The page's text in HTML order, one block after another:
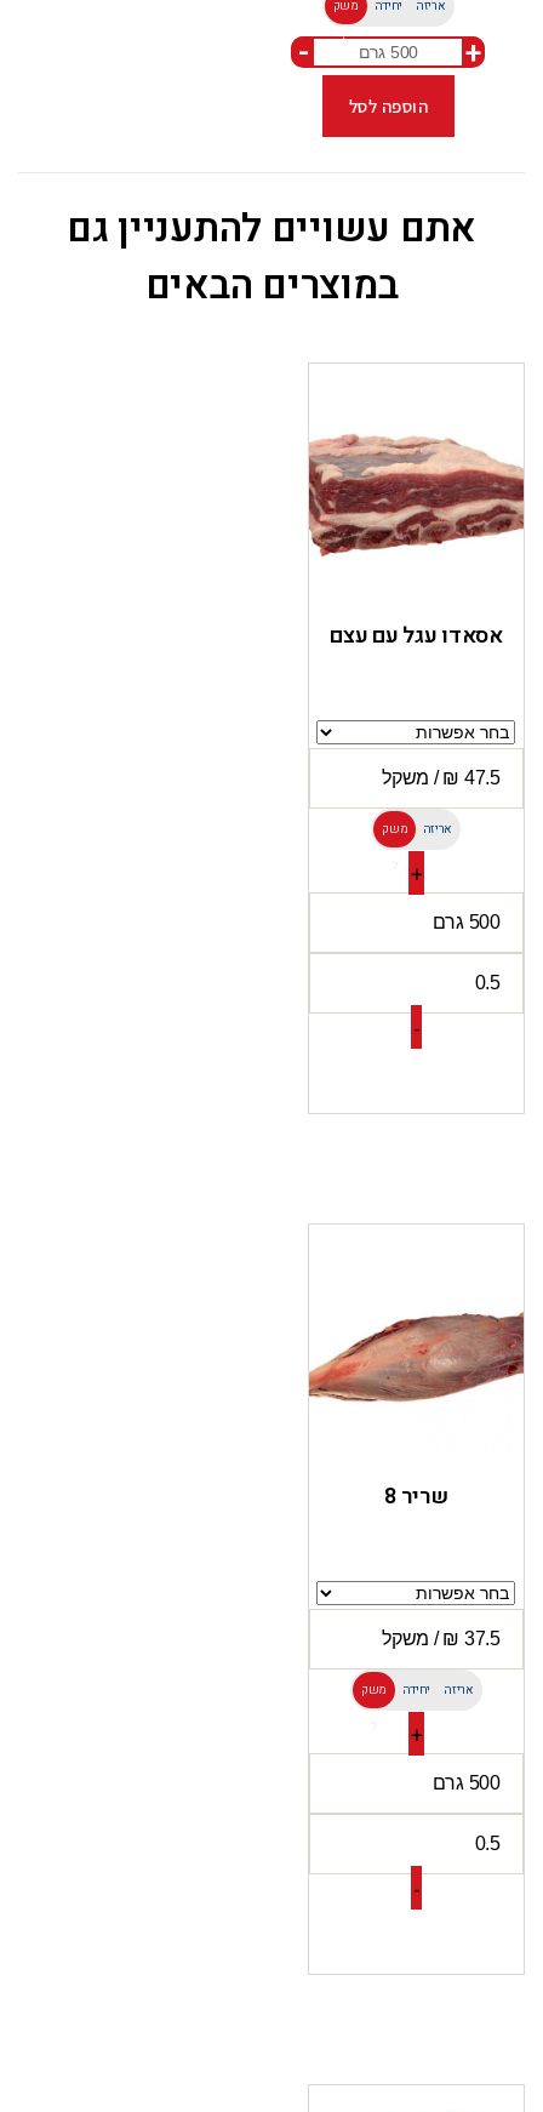
משק
ל
יחידה אריזה
+
-
הוספה לסל
אתם עשויים להתעניין גם
במוצרים הבאים
אסאדו עגל עם עצם
משק אריזה
+
-
שריר 8
משק יחידה אריזה
+
-